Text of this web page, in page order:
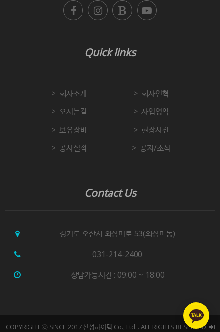
Quick links
회사소개
회사연혁
오시는길
사업영역
보유장비
현장사진
공사실적
공지/소식
Contact Us
경기도 오산시 외삼미로 53(외삼미동)
031-214-2400
상담가능시간 : 09:00 ~ 18:00
COPYRIGHT ⓒ SINCE 2017 신성하이텍 Co., Ltd. . ALL RIGHTS RESERVED.